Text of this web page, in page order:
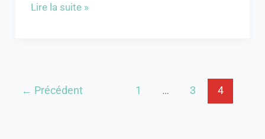
Lire la suite »
← Précédent 1 … 3 4